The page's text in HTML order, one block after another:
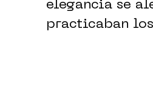
elegancia se
practicaban